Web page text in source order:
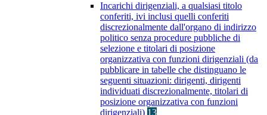
Incarichi dirigenziali, a qualsiasi titolo
conferiti, ivi inclusi quelli conferiti
discrezionalmente dall'organo di indirizzo
politico senza procedure pubbliche di
selezione e titolari di posizione
organizzativa con funzioni dirigenziali (da
pubblicare in tabelle che distinguano le
seguenti situazioni: dirigenti, dirigenti
individuati discrezionalmente, titolari di
posizione organizzativa con funzioni
dirigenziali) 13